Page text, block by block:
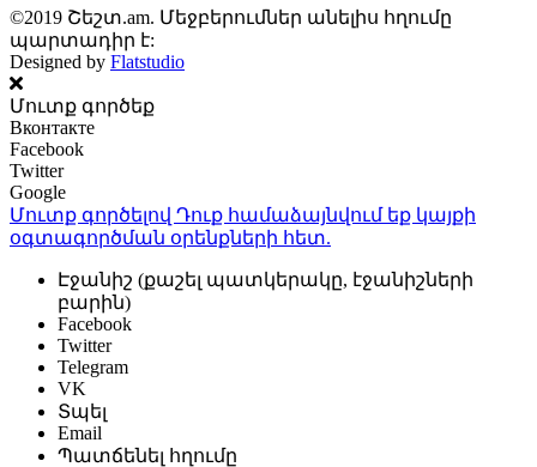
©2019 Շեշտ.am. Մեջբերումներ անելիս հղումը
պարտադիր է:
Designed by Flatstudio
Մուտք գործեք
Вконтакте
Facebook
Twitter
Google
Մուտք գործելով Դուք համաձայնվում եք կայքի
օգտագործման օրենքների հետ.
Էջանիշ (քաշել պատկերակը, էջանիշների
բարին)
Facebook
Twitter
Telegram
VK
Տպել
Email
Պատճենել հղումը